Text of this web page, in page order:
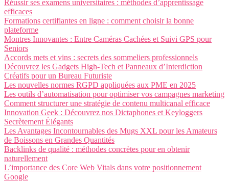
Réussir ses examens universitaires : méthodes d’apprentissage
efficaces
Formations certifiantes en ligne : comment choisir la bonne
plateforme
Montres Innovantes : Entre Caméras Cachées et Suivi GPS pour
Seniors
Accords mets et vins : secrets des sommeliers professionnels
Découvrez les Gadgets High-Tech et Panneaux d’Interdiction
Créatifs pour un Bureau Futuriste
Les nouvelles normes RGPD appliquées aux PME en 2025
Les outils d’automatisation pour optimiser vos campagnes marketing
Comment structurer une stratégie de contenu multicanal efficace
Innovation Geek : Découvrez nos Dictaphones et Keyloggers
Secrètement Élégants
Les Avantages Incontournables des Mugs XXL pour les Amateurs
de Boissons en Grandes Quantités
Backlinks de qualité : méthodes concrètes pour en obtenir
naturellement
L’importance des Core Web Vitals dans votre positionnement
Google